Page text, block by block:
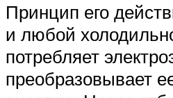
Принцип его
и любой
потребляет
преобразовывает